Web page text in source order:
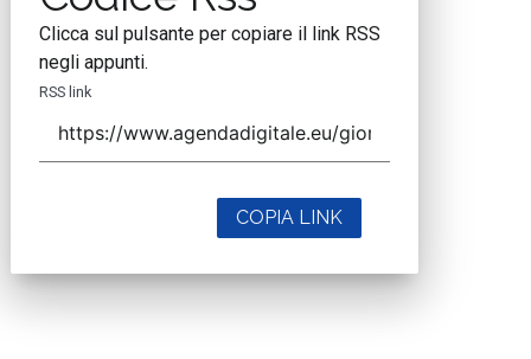
Clicca sul pulsante per copiare il link RSS
negli appunti.
RSS link
COPIA LINK